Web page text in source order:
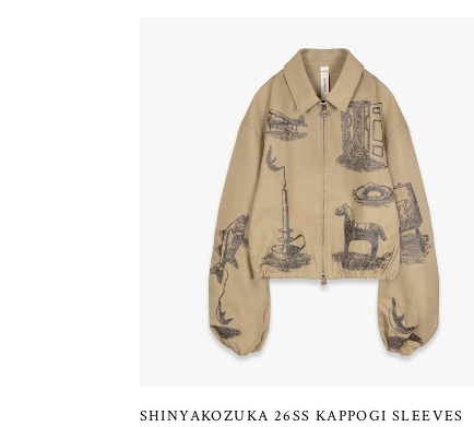
SHINYAKOZUKA 26SS KAPPOGI SLEEVES